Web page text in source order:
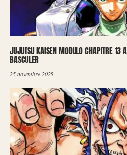
JUJUTSU KAISEN MODULO CHAPITRE 13
BASCULER
25 novembre 2025